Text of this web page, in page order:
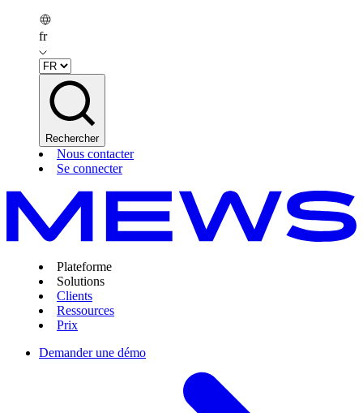
fr
Rechercher
Nous contacter
Se connecter
Plateforme
Solutions
Clients
Ressources
Prix
Demander une démo